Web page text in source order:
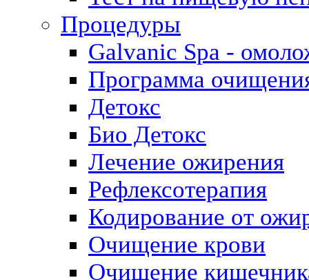
Процедуры
Galvanic Spa -
Программа
Детокс
Био Детокс
Лечение ожирения
Рефлексотерапия
Кодирование от
Очищение крови
Очищение